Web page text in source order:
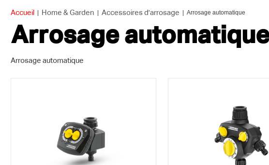
Accueil Home & Garden Accessoires d'arrosage Arrosage automatique
Arrosage automatique
Arrosage automatique